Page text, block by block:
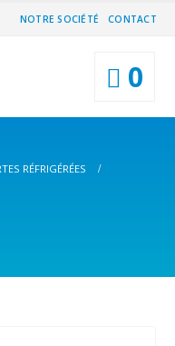
NOTRE SOCIÉTÉ CONTACT
0
RÉFRIGÉRÉES